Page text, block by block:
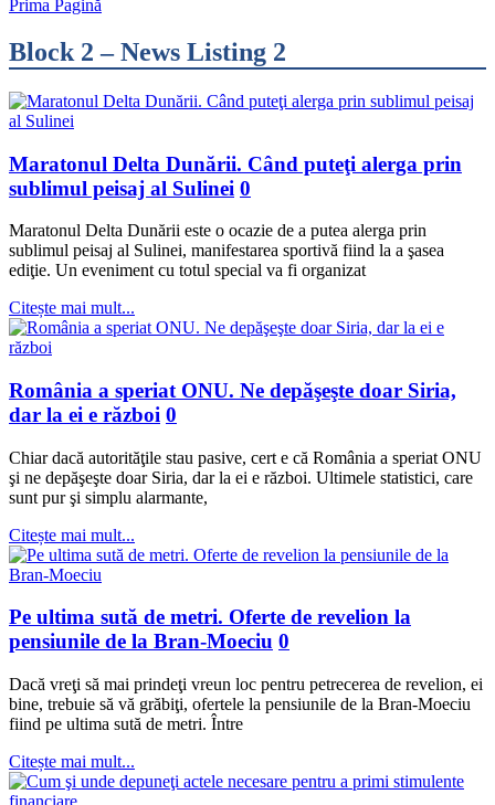
Prima Pagină
Block 2 – News Listing 2
Maratonul Delta Dunării. Când puteţi alerga prin
sublimul peisaj al Sulinei 0
Maratonul Delta Dunării este o ocazie de a putea alerga prin
sublimul peisaj al Sulinei, manifestarea sportivă fiind la a şasea
ediţie. Un eveniment cu totul special va fi organizat
Citește mai mult...
România a speriat ONU. Ne depăşeşte doar Siria,
dar la ei e război 0
Chiar dacă autorităţile stau pasive, cert e că România a speriat ONU
şi ne depăşeşte doar Siria, dar la ei e război. Ultimele statistici, care
sunt pur şi simplu alarmante,
Citește mai mult...
Pe ultima sută de metri. Oferte de revelion la
pensiunile de la Bran-Moeciu 0
Dacă vreţi să mai prindeţi vreun loc pentru petrecerea de revelion, ei
bine, trebuie să vă grăbiţi, ofertele la pensiunile de la Bran-Moeciu
fiind pe ultima sută de metri. Între
Citește mai mult...